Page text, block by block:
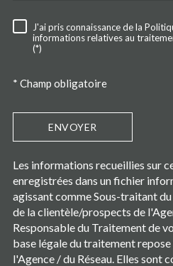
J'ai pris connaissance de la
informations relatives au
(*)
* Champ obligatoire
ENVOYER
Les informations recueillies sur
enregistrées dans un fichier
agissant comme Sous-traitant
de la clientèle/prospects de
Responsable du Traitement de
base légale du traitement
l'Agence / du Réseau. Elles sont